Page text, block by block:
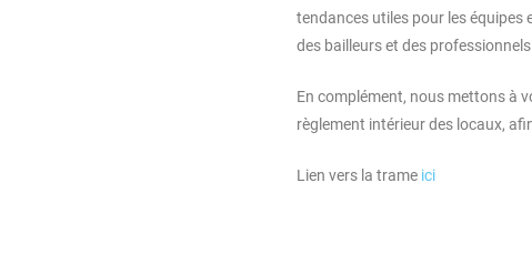
tendances utiles pour les équipes
des bailleurs et des
En complément, nous mettons à
règlement intérieur des locaux,
Lien vers la trame ici